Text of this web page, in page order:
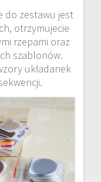
do zestawu jest
otrzymujecie
rzepami oraz
szablonów.
układanek